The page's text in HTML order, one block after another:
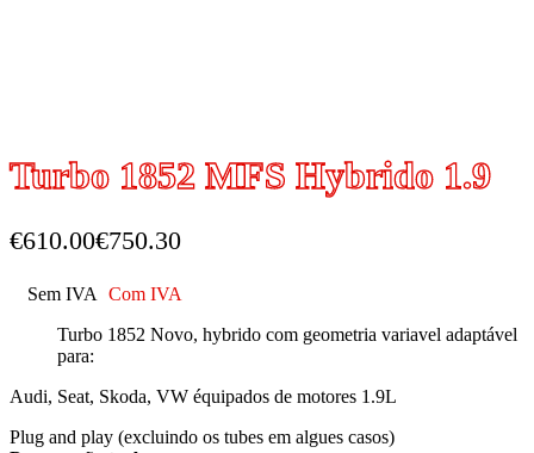
Turbo 1852 MFS Hybrido 1.9
€610.00€750.30
Sem IVA
Com IVA
Turbo 1852 Novo, hybrido com geometria variavel adaptável
para:
Audi, Seat, Skoda, VW équipados de motores 1.9L
Plug and play (excluindo os tubes em algues casos)